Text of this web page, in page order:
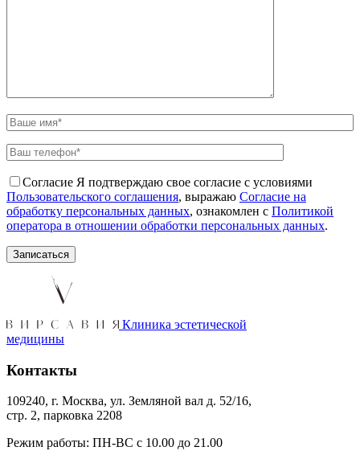
Согласие Я подтверждаю свое согласие с условиями
Пользовательского соглашения, выражаю Согласие на
обработку персональных данных, ознакомлен с Политикой
оператора в отношении обработки персональных данных.
Клиника эстетической
медицины
Контакты
109240, г. Москва, ул. Земляной вал д. 52/16,
стр. 2, парковка 2208
Режим работы: ПН-ВС с 10.00 до 21.00